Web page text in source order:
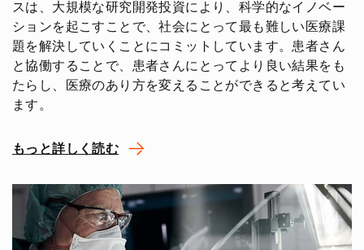
スは、大規模な研究開発投資により、科学的なイノベー
ションを起こすことで、社会にとって最も難しい医療課
題を解決していくことにコミットしています。患者さん
と協働することで、患者さんにとってより良い結果をも
たらし、医療のあり方を変えることができると考えてい
ます。
もっと詳しく読む